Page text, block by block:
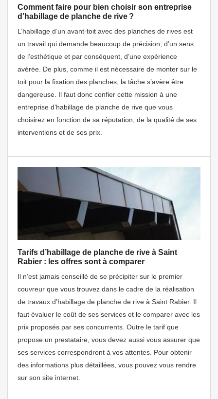
Comment faire pour bien choisir son entreprise
d’habillage de planche de rive ?
L’habillage d’un avant-toit avec des planches de rives est
un travail qui demande beaucoup de précision, d’un sens
de l’esthétique et par conséquent, d’une expérience
avérée. De plus, comme il est nécessaire de monter sur le
toit pour la fixation des planches, la tâche s’avère être
dangereuse. Il faut donc confier cette mission à une
entreprise d’habillage de planche de rive que vous
choisirez en fonction de sa réputation, de la qualité de ses
interventions et de ses prix.
Tarifs d’habillage de planche de rive à Saint
Rabier : les offres sont à comparer
Il n’est jamais conseillé de se précipiter sur le premier
couvreur que vous trouvez dans le cadre de la réalisation
de travaux d’habillage de planche de rive à Saint Rabier. Il
faut évaluer le coût de ses services et le comparer avec les
prix proposés par ses concurrents. Outre le tarif que
propose un prestataire, vous devez aussi vous assurer que
ses services correspondront à vos attentes. Pour obtenir
des informations plus détaillées, vous pouvez vous rendre
sur son site internet.